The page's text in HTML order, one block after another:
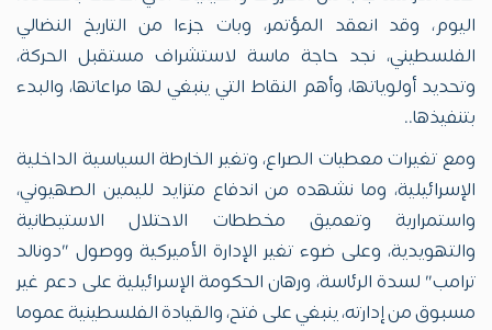
اليوم، وقد انعقد المؤتمر، وبات جزءا من التاريخ النضالي
الفلسطيني، نجد حاجة ماسة لاستشراف مستقبل الحركة،
وتحديد أولوياتها، وأهم النقاط التي ينبغي لها مراعاتها، والبدء
بتنفيذها..
ومع تغيرات معطيات الصراع، وتغير الخارطة السياسية الداخلية
الإسرائيلية، وما نشهده من اندفاع متزايد لليمين الصهيوني،
واستمرارية وتعميق مخططات الاحتلال الاستيطانية
والتهويدية، وعلى ضوء تغير الإدارة الأميركية ووصول "دونالد
ترامب" لسدة الرئاسة، ورهان الحكومة الإسرائيلية على دعم غير
مسبوق من إدارته، ينبغي على فتح، والقيادة الفلسطينية عموما